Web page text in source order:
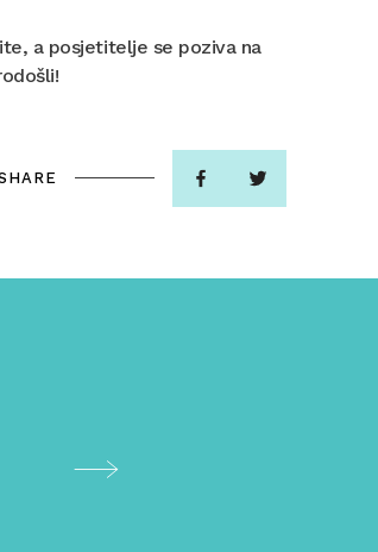
a posjetitelje se poziva na